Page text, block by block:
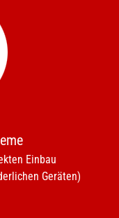
Einbau
Geräten)